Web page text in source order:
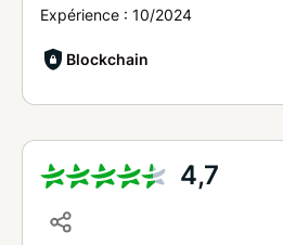
Expérience : 10/2024
Blockchain
4,7